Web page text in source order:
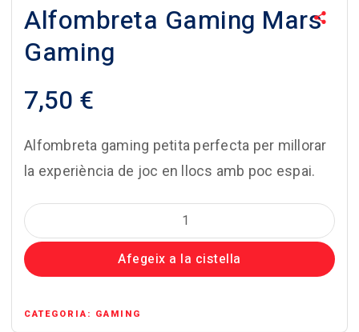
Alfombreta Gaming Mars
Gaming
7,50 €
Alfombreta gaming petita perfecta per millorar
la experiència de joc en llocs amb poc espai.
quantitat
de
Alfombreta
Gaming
Afegeix a la cistella
CATEGORIA: GAMING